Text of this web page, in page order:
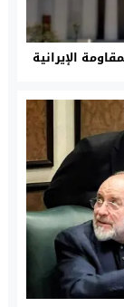
الإيرانية